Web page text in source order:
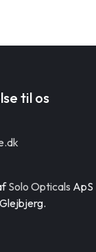
til os
Solo Opticals ApS